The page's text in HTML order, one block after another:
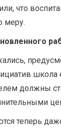
что
меру.
должны
теперь